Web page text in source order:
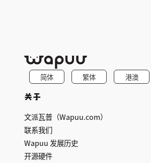
简体 繁体 港澳
关于
文派瓦普（Wapuu.com）
联系我们
Wapuu 发展历史
开源硬件